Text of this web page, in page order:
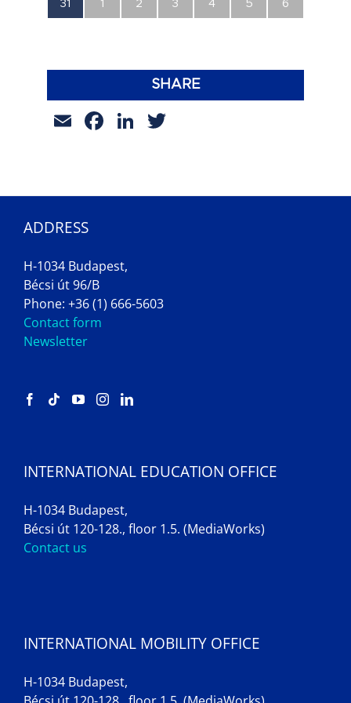
0
esemény,
31
0
esemény,
1
0
esemény,
2
0
esemény,
3
0
esemény,
4
0
esemény,
5
0
esemény,
6
SHARE
EmailFacebook
LinkedIn
ADDRESS
H-1034 Budapest,
Bécsi út 96/B
Phone: +36 (1) 666-5603
Contact form
Newsletter
INTERNATIONAL EDUCATION OFFICE
H-1034 Budapest,
Bécsi út 120-128., floor 1.5. (MediaWorks)
Contact us
INTERNATIONAL MOBILITY OFFICE
H-1034 Budapest,